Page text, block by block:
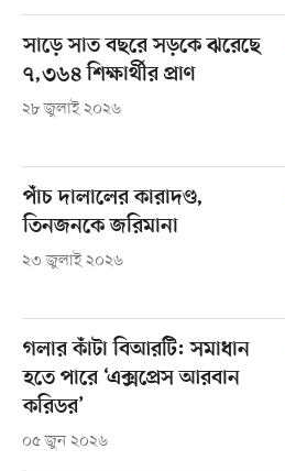
সাড়ে সাত বছরে সড়কে ঝরেছে
৭,৩৬৪ শিক্ষার্থীর প্রাণ
২৮ জুলাই ২০২৬
পাঁচ দালালের কারাদণ্ড,
তিনজনকে জরিমানা
২৩ জুলাই ২০২৬
গলার কাঁটা বিআরটি: সমাধান
হতে পারে ‘এক্সপ্রেস আরবান
করিডর’
০৫ জুন ২০২৬